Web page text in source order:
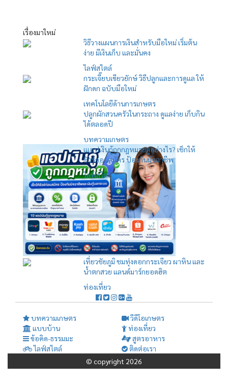
เรื่องมาใหม่
วิธีวางแผนการเงินสำหรับมือใหม่ เริ่มต้น
ง่าย มีเงินเก็บ และมั่นคง
ไลฟ์สไตล์
กระเจี๊ยบเขียวยักษ์ วิธีปลูกและการดูแล ให้
ฝักดก ฉบับมือใหม่
เทคโนโลยีด้านการเกษตร
ปลูกผักสวนครัวในกระถาง ดูแลง่าย เก็บกิน
ได้ตลอดปี
บทความเกษตร
เแอปเงินกู้ถูกกฎหมายดูอย่างไร? เช็กให้
ชัวร์ก่อนสมัคร ป้องกันมิจฉาชีพ
ไลฟ์สไตล์
เที่ยวชัยภูมิ ชมทุ่งดอกกระเจียว ผาหิน และ
น้ำตกสวย แลนด์มาร์กยอดฮิต
ท่องเที่ยว
บทความเกษตร
วีดีโอเกษตร
แบบบ้าน
ท่องเที่ยว
ข้อคิด-ธรรมมะ
สูตรอาหาร
ไลฟ์สไตล์
ติดต่อเรา
© copyright 2026